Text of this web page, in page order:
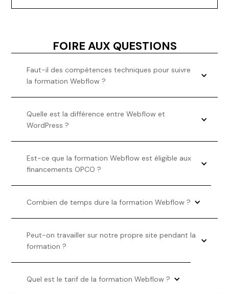
FOIRE AUX QUESTIONS
Faut-il des compétences techniques pour suivre
la formation Webflow ?
Quelle est la différence entre Webflow et
WordPress ?
Est-ce que la formation Webflow est éligible aux
financements OPCO ?
Combien de temps dure la formation Webflow ?
Peut-on travailler sur notre propre site pendant la
formation ?
Quel est le tarif de la formation Webflow ?